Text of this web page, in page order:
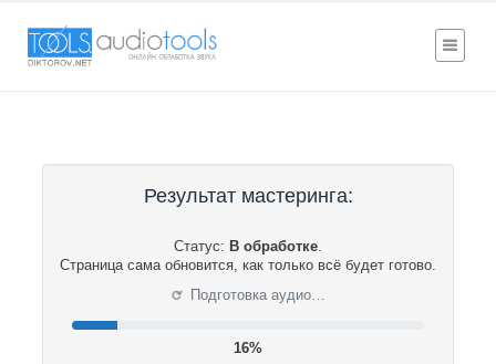
Результат мастеринга:
Статус: В обработке.
Страница сама обновится, как только всё будет готово.
⟳ Подготовка аудио…
17%